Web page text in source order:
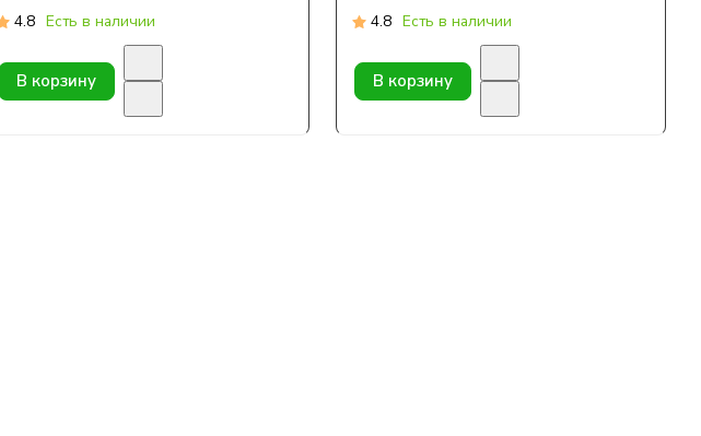
4.8 Есть в наличии
В корзину
4.8 Есть в наличии
В корзину